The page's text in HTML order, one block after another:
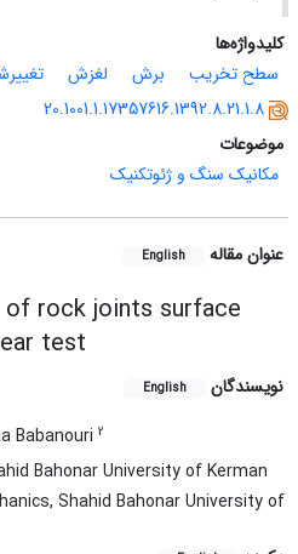
کلیدواژه‌ها
سطح تخریب
برش لغزش
20.1001.1.17357616.1392.8.21.1.8
موضوعات
مکانیک سنگ و ژئوتکنیک
عنوان مقاله English
of rock joints surface
test
نویسندگان English
Babanouri 2
Bahonar University of Kerman
Shahid Bahonar University of